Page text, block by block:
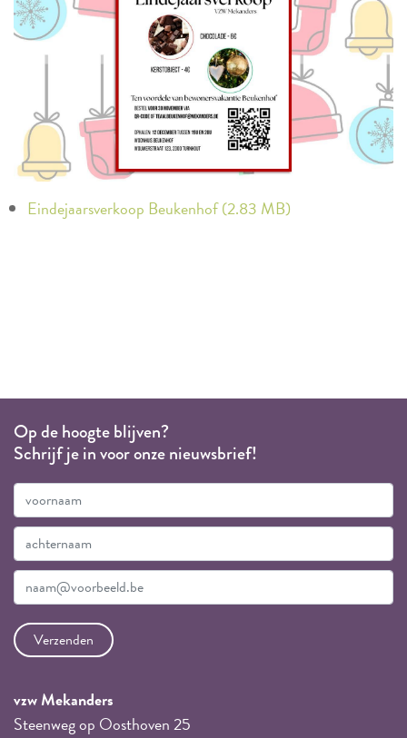
Eindejaarsverkoop Beukenhof (2.83 MB)
Op de hoogte blijven?
Schrijf je in voor onze nieuwsbrief!
vzw Mekanders
Steenweg op Oosthoven 25